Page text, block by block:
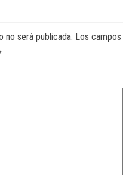
será publicada. Los campos